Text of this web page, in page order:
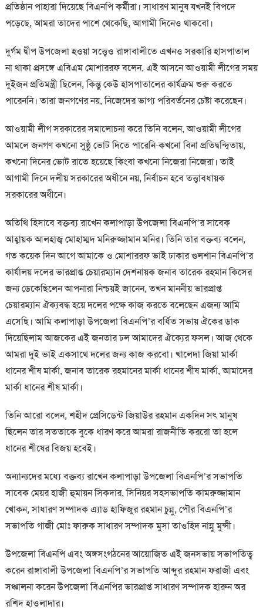
প্রতিষ্ঠান পাহারা দিয়েছে বিএনপি কর্মীরা। সাধারণ মানুষ যখনই বিপদে
পড়েছে, আমরা তাদের পাশে থেকেছি, আগামী দিনেও থাকবো।
দুর্গম দ্বীপ উপজেলা হওয়া সত্ত্বেও রাঙ্গাবালীতে এখনও সরকারি হাসপাতাল
না থাকা প্রসঙ্গে এবিএম মোশাররফ বলেন, এই আসনে আওয়ামী লীগের সময়
দুইজন প্রতিমন্ত্রী ছিলেন, কিন্তু কেউ হাসপাতালের কার্যক্রম শুরু করতে
পারেননি। তারা জনগণের নয়, নিজেদের ভাগ্য পরিবর্তনের চেষ্টা করেছেন।
আওয়ামী লীগ সরকারের সমালোচনা করে তিনি বলেন, আওয়ামী লীগের
আমলে জনগণ কখনো সুষ্ঠু ভোট দিতে পারেনি-কখনো বিনা প্রতিদ্বন্দ্বিতায়,
কখনো দিনের ভোট রাতে হয়েছে কিংবা কখনো নিজেরা নিজেরা। তাই
আগামী দিনে দলীয় সরকারের অধীনে নয়, নির্বাচন হবে তত্ত্বাবধায়ক
সরকারের অধীনে।
অতিথি হিসাবে বক্তব্য রাখেন কলাপাড়া উপজেলা বিএনপি’র সাবেক
আহ্বায়ক আলহাজ্ব মোহাম্মদ মনিরুজ্জামান মনির। তিনি তার বক্তব্য বলেন,
গত কয়েক দিন আগে আমাকে ও মোশাররফ ভাই ঢাকার গুলশান বিএনপি’র
কার্যালয় দলের ভারপ্রাপ্ত চেয়ারম্যান দেশনায়ক জনাব তারেক রহমান কিসের
জন্য ডেকেছিলেন আপনারা নিশ্চয়ই জানেন, তখন মাননীয় ভারপ্রাপ্ত
চেয়ারম্যান ঐক্যবদ্ধ হয়ে দলের পক্ষে কাজ করতে বলেছেন এজন্য আমি
এসেছি। আমি কলাপাড়া উপজেলা বিএনপি’র বর্ধিত সভায় ঐকের ডাক
দিয়েছিলাম আজকের এই জনতার ঢল আমাদের ঐক্যের ফসল। আজ থেকে
আমরা দুই ভাই একসাথে দলের জন্য কাজ করবো। খালেদা জিয়া মার্কা
ধানের শীষ মার্কা, জনাব তারেক রহমানের মার্কা ধানের শীষ মার্কা, আমাদের
মার্কা ধানের শীষ মার্কা।
তিনি আরো বলেন, শহীদ প্রেসিডেন্ট জিয়াউর রহমান একদিন সৎ মানুষ
ছিলেন তার সততাকে বুকে ধারণ করে আমরা রাজনীতি কররো তা হলে
ধানের শীষের বিজয় হবেই।
অন্যান্যদের মধ্যে বক্তব্য রাখেন কলাপাড়া উপজেলা বিএনপি’র সভাপতি
সাবেক মেয়র হাজী হুমায়ন সিকদার, সিনিয়র সহসভাপতি কামরুজ্জামান
খোকন, সাধারণ সম্পাদক এ্যাড হাফিজুর রহমান চুন্নু, পৌর বিএনপি’র
সভাপতি গাজী মোঃ ফারুক সাধারণ সম্পাদক মুসা তাওহিদ নান্নু মুন্সী।
উপজেলা বিএনপি এবং অঙ্গসংগঠনের আয়োজিত এই জনসভায় সভাপতিত্ব
করেন রাঙ্গাবালী উপজেলা বিএনপি’র সভাপতি আব্দুর রহমান ফরাজী এবং
সঞ্চালনা করেন উপজেলা বিএনপির ভারপ্রাপ্ত সাধারণ সম্পাদক হারুন অর
রশিদ হাওলাদার।